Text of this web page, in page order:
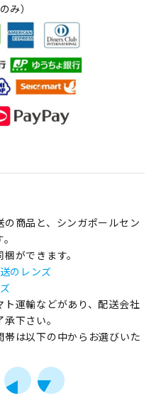
み）
商品と、シンガポールセン
ができます。
のレンズ
運輸などがあり、配送会社
下さい。
は以下の中からお選びいた